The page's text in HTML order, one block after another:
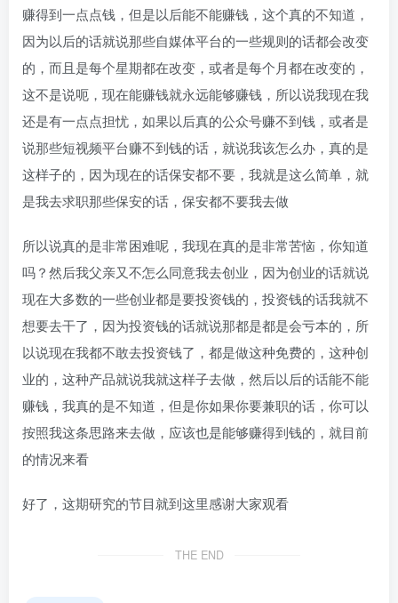
赚得到一点点钱，但是以后能不能赚钱，这个真的不知道，
因为以后的话就说那些自媒体平台的一些规则的话都会改变
的，而且是每个星期都在改变，或者是每个月都在改变的，
这不是说呃，现在能赚钱就永远能够赚钱，所以说我现在我
还是有一点点担忧，如果以后真的公众号赚不到钱，或者是
说那些短视频平台赚不到钱的话，就说我该怎么办，真的是
这样子的，因为现在的话保安都不要，我就是这么简单，就
是我去求职那些保安的话，保安都不要我去做
所以说真的是非常困难呢，我现在真的是非常苦恼，你知道
吗？然后我父亲又不怎么同意我去创业，因为创业的话就说
现在大多数的一些创业都是要投资钱的，投资钱的话我就不
想要去干了，因为投资钱的话就说那都是都是会亏本的，所
以说现在我都不敢去投资钱了，都是做这种免费的，这种创
业的，这种产品就说我就这样子去做，然后以后的话能不能
赚钱，我真的是不知道，但是你如果你要兼职的话，你可以
按照我这条思路来去做，应该也是能够赚得到钱的，就目前
的情况来看
好了，这期研究的节目就到这里感谢大家观看
THE END